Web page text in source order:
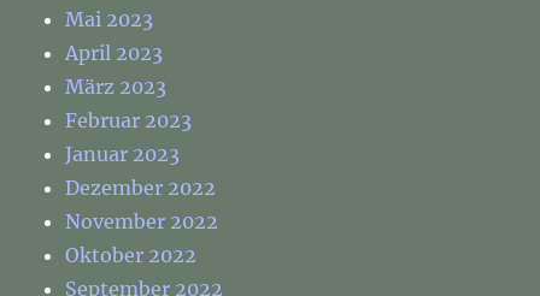
Mai 2023
April 2023
März 2023
Februar 2023
Januar 2023
Dezember 2022
November 2022
Oktober 2022
September 2022